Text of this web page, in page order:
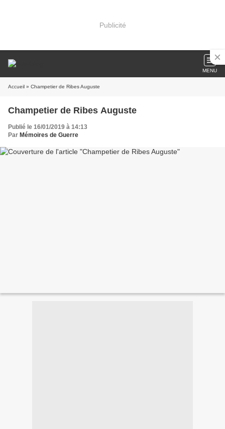
Publicité
MENU
Accueil » Champetier de Ribes Auguste
Champetier de Ribes Auguste
Publié le 16/01/2019 à 14:13
Par Mémoires de Guerre